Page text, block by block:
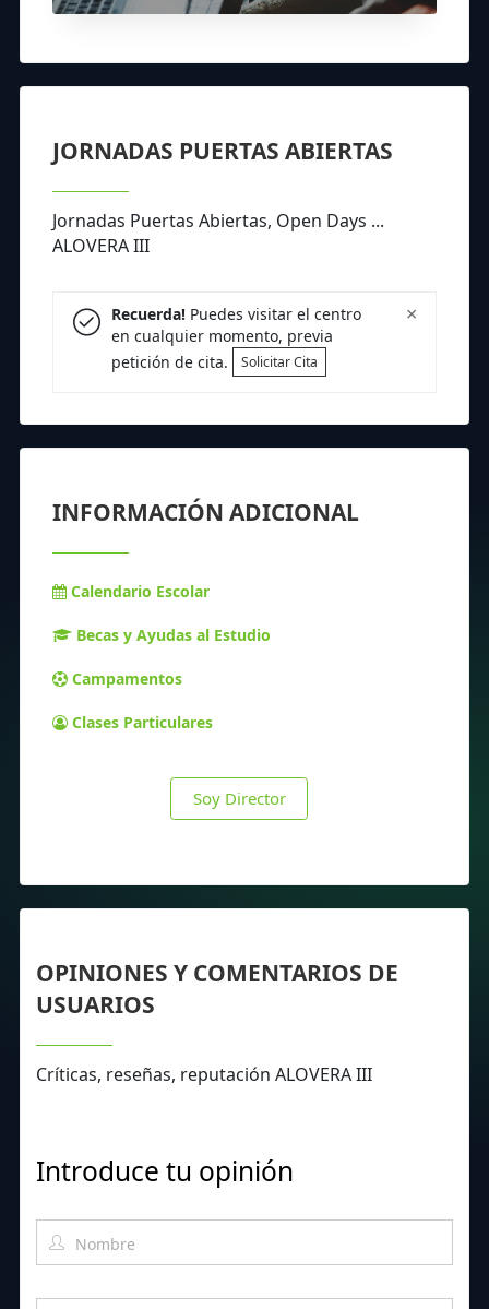
JORNADAS PUERTAS ABIERTAS
Jornadas Puertas Abiertas, Open Days ...
ALOVERA III
×
Recuerda!Puedes visitar el centro
en cualquier momento, previa
petición de cita.
Solicitar Cita
INFORMACIÓN ADICIONAL
Calendario Escolar
Becas y Ayudas al Estudio
Campamentos
Clases Particulares
Soy Director
OPINIONES Y COMENTARIOS DE
USUARIOS
Críticas, reseñas, reputación ALOVERA III
Introduce tu opinión